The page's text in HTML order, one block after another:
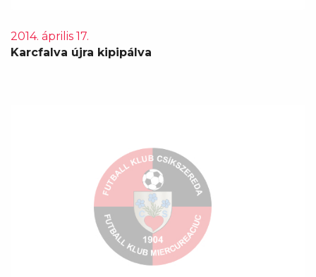
2014. április 17.
Karcfalva újra kipipálva